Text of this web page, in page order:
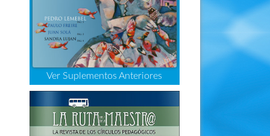
Ver Suplementos Anteriores